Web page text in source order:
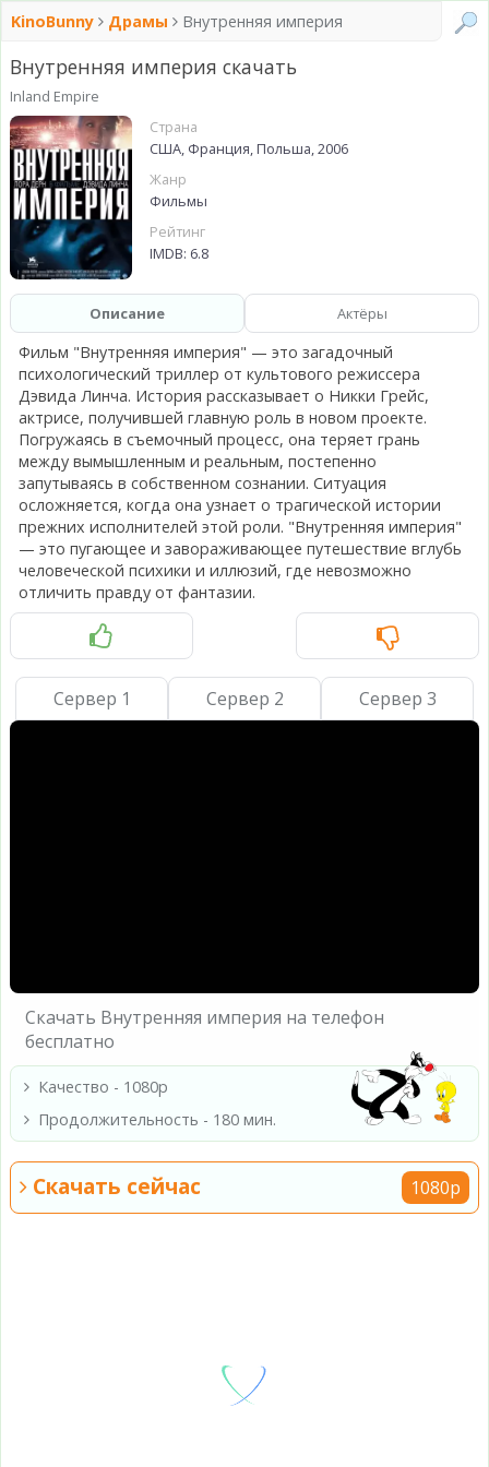
KinoBunny Драмы Внутренняя империя
Внутренняя империя скачать
Inland Empire
Страна
США, Франция, Польша, 2006
Жанр
Фильмы
Рейтинг
IMDB: 6.8
Описание Актёры
Фильм "Внутренняя империя" — это загадочный
психологический триллер от культового режиссера
Дэвида Линча. История рассказывает о Никки Грейс,
актрисе, получившей главную роль в новом проекте.
Погружаясь в съемочный процесс, она теряет грань
между вымышленным и реальным, постепенно
запутываясь в собственном сознании. Ситуация
осложняется, когда она узнает о трагической истории
прежних исполнителей этой роли. "Внутренняя империя"
— это пугающее и завораживающее путешествие вглубь
человеческой психики и иллюзий, где невозможно
отличить правду от фантазии.
Сервер 1 Сервер 2 Сервер 3
Скачать Внутренняя империя на телефон
бесплатно
Качество - 1080p
Продолжительность - 180 мин.
Скачать сейчас 1080p